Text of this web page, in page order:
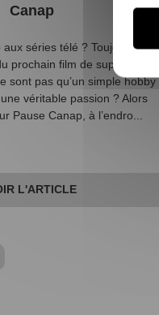
Canap
aux séries télé ? Toujours à
prochain film de super-héros
sont pas qu’un simple hobby
véritable passion ? Alors
Pause Canap, à l’endro...
L'ARTICLE